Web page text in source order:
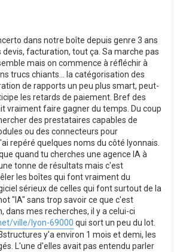
dans notre boîte depuis genre 3 ans
devis, facturation, tout ça. Sa marche pas
mais on commence à réfléchir à
trucs chiants... la catégorisation des
de rapports un peu plus smart, peut-
les retards de paiement. Bref des
vraiment faire gagner du temps. Du coup
des prestataires capables de
ou des connecteurs pour
repéré quelques noms du côté lyonnais.
quand tu cherches une agence IA à
tonne de résultats mais c'est
les boîtes qui font vraiment du
sérieux de celles qui font surtout de la
"IA" sans trop savoir ce que c'est
dans mes recherches, il y a celui-ci
ville/lyon-69000 qui sort un peu du lot.
y'a environ 1 mois et demi, les
L'une d'elles avait pas entendu parler